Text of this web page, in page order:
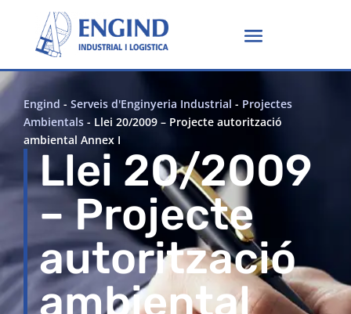
Engind - Serveis d'Enginyeria Industrial - Projectes
Ambientals - Llei 20/2009 – Projecte autorització
ambiental Annex I
Llei 20/2009
– Projecte
autorització
ambiental